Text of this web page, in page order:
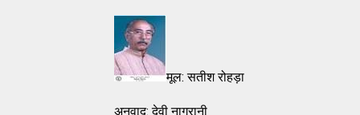
मूल: सतीश रोहड़ा
अनुवाद: देवी नागरानी